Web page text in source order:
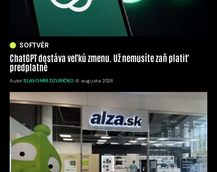
SOFTVÉR
ChatGPT dostáva veľkú zmenu. Už nemusíte zaň platiť
predplatné
Autor:SLAVOMÍR DZURIČKO 8. augusta 2026